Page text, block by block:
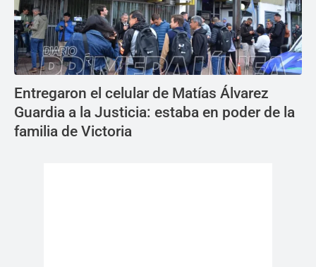
Entregaron el celular de Matías Álvarez
Guardia a la Justicia: estaba en poder de la
familia de Victoria